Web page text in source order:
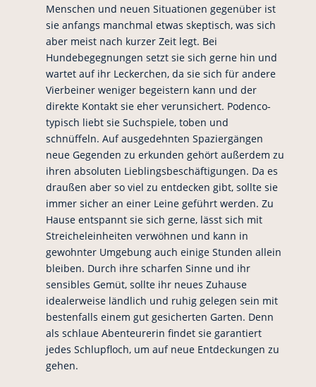
Menschen und neuen Situationen gegenüber ist
sie anfangs manchmal etwas skeptisch, was sich
aber meist nach kurzer Zeit legt. Bei
Hundebegegnungen setzt sie sich gerne hin und
wartet auf ihr Leckerchen, da sie sich für andere
Vierbeiner weniger begeistern kann und der
direkte Kontakt sie eher verunsichert. Podenco-
typisch liebt sie Suchspiele, toben und
schnüffeln. Auf ausgedehnten Spaziergängen
neue Gegenden zu erkunden gehört außerdem zu
ihren absoluten Lieblingsbeschäftigungen. Da es
draußen aber so viel zu entdecken gibt, sollte sie
immer sicher an einer Leine geführt werden. Zu
Hause entspannt sie sich gerne, lässt sich mit
Streicheleinheiten verwöhnen und kann in
gewohnter Umgebung auch einige Stunden allein
bleiben. Durch ihre scharfen Sinne und ihr
sensibles Gemüt, sollte ihr neues Zuhause
idealerweise ländlich und ruhig gelegen sein mit
bestenfalls einem gut gesicherten Garten. Denn
als schlaue Abenteurerin findet sie garantiert
jedes Schlupfloch, um auf neue Entdeckungen zu
gehen.